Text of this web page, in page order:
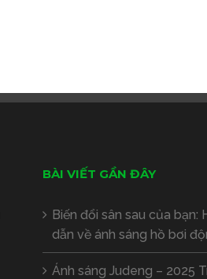
BÀI VIẾT GẦN ĐÂY
Biến đổi sân sau của bạn:
dẫn về ánh sáng hồ bơi
Ánh sáng Judeng – 2025